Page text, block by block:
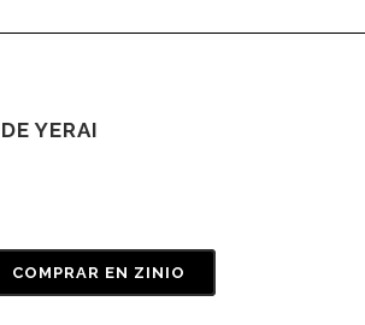
YERAI
COMPRAR EN ZINIO